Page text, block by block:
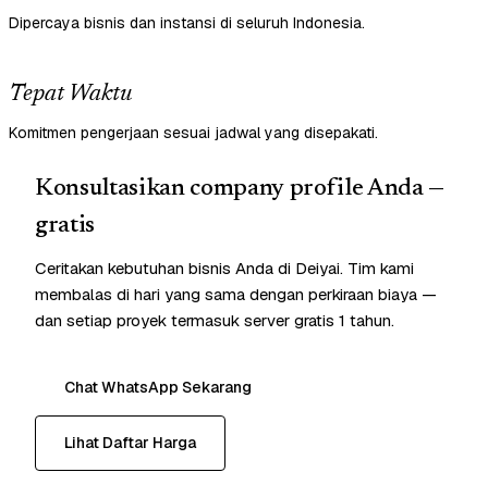
Dipercaya bisnis dan instansi di seluruh Indonesia.
Tepat Waktu
Komitmen pengerjaan sesuai jadwal yang disepakati.
Konsultasikan company profile Anda —
gratis
Ceritakan kebutuhan bisnis Anda di Deiyai. Tim kami
membalas di hari yang sama dengan perkiraan biaya —
dan setiap proyek termasuk server gratis 1 tahun.
Chat WhatsApp Sekarang
Lihat Daftar Harga